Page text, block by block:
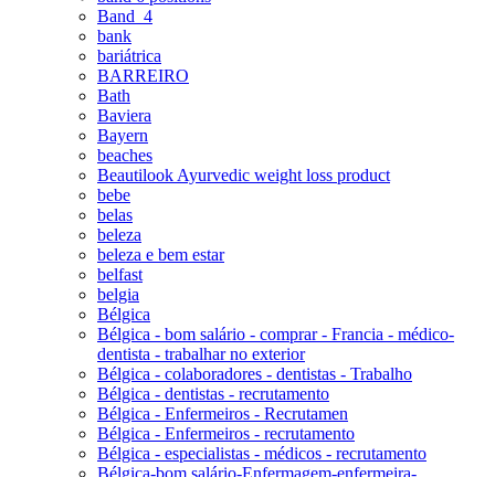
Band_4
bank
bariátrica
BARREIRO
Bath
Baviera
Bayern
beaches
Beautilook Ayurvedic weight loss product
bebe
belas
beleza
beleza e bem estar
belfast
belgia
Bélgica
Bélgica - bom salário - comprar - Francia - médico-
dentista - trabalhar no exterior
Bélgica - colaboradores - dentistas - Trabalho
Bélgica - dentistas - recrutamento
Bélgica - Enfermeiros - Recrutamen
Bélgica - Enfermeiros - recrutamento
Bélgica - especialistas - médicos - recrutamento
Bélgica-bom salário-Enfermagem-enfermeira-